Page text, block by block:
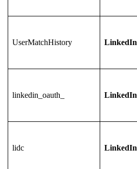
UserMatchHistory LinkedIn
linkedin_oauth_ LinkedIn
lidc LinkedIn